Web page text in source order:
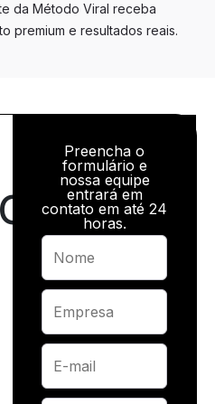
da Método Viral receba
premium e resultados reais.
Preencha o
formulário e
nossa equipe
entrará em
contato em até 24
horas.